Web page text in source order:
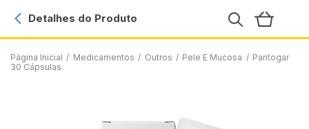
Página Inicial / Medicamentos / Outros / Pele E Mucosa / Pantogar
30 Cápsulas
Detalhes do Produto